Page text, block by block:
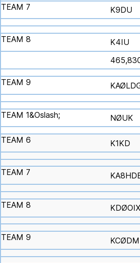
K9DU
K4IU
NØUK
K1KD
KDØOIX